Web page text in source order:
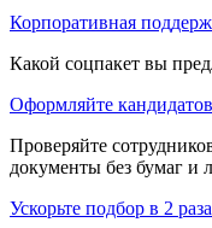
Корпоративная
Какой соцпакет вы
Оформляйте
Проверяйте
документы без бумаг и
Ускорьте подбор в 2